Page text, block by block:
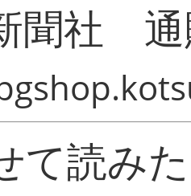
聞社
て読み